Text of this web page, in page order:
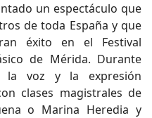
un espectáculo que
de toda España y que
éxito en el Festival
de Mérida. Durante
la voz y la expresión
clases magistrales de
o Marina Heredia y